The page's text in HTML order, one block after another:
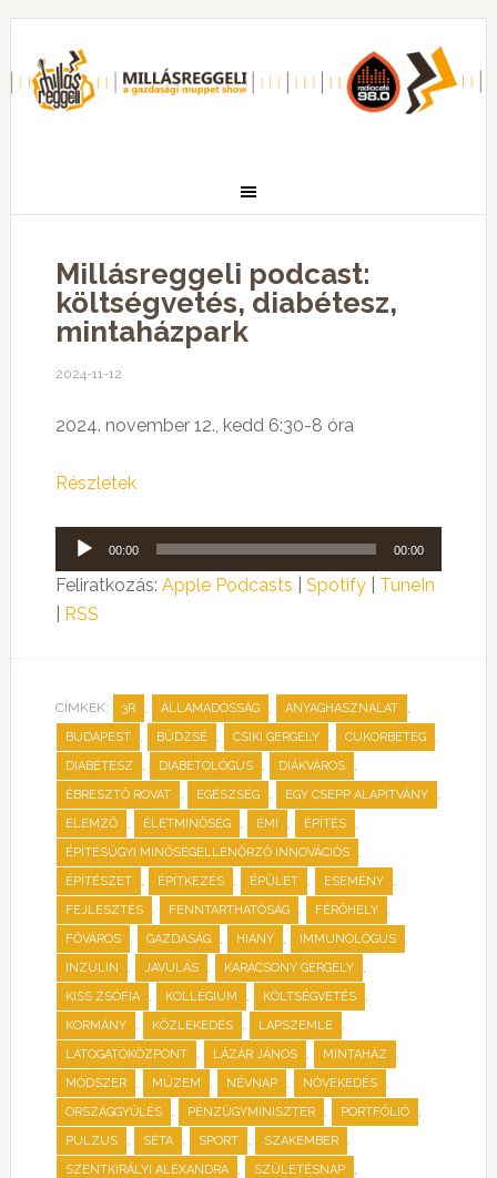
Millásreggeli podcast:
költségvetés, diabétesz,
mintaházpark
2024-11-12
2024. november 12., kedd 6:30-8 óra
Részletek
Audió
lejátszó
00:00 00:00
Feliratkozás: Apple Podcasts Spotify| TuneIn
RSS
CÍMKÉK: 3R , ÁLLAMADÓSSÁG , ANYAGHASZNÁLAT ,
BUDAPEST , BÜDZSÉ , CSIKI GERGELY , CUKORBETEG ,
DIABÉTESZ , DIABETOLÓGUS , DIÁKVÁROS ,
ÉBRESZTŐ ROVAT , EGÉSZSÉG , EGY CSEPP ALAPÍTVÁNY ,
ELEMZŐ , ÉLETMINŐSÉG , ÉMI , ÉPÍTÉS ,
ÉPÍTÉSÜGYI MINŐSÉGELLENŐRZŐ INNOVÁCIÓS ,
ÉPÍTÉSZET , ÉPÍTKEZÉS , ÉPÜLET , ESEMÉNY ,
FEJLESZTÉS , FENNTARTHATÓSÁG , FÉRŐHELY ,
FŐVÁROS , GAZDASÁG , HIÁNY , IMMUNOLÓGUS ,
INZULIN , JAVULÁS , KARÁCSONY GERGELY ,
KISS ZSÓFIA , KOLLÉGIUM , KÖLTSÉGVETÉS ,
KORMÁNY , KÖZLEKEDÉS , LAPSZEMLE ,
LÁTOGATÓKÖZPONT , LÁZÁR JÁNOS , MINTAHÁZ ,
MÓDSZER , MÚZEM , NÉVNAP , NÖVEKEDÉS ,
ORSZÁGGYŰLÉS , PÉNZÜGYMINISZTER , PORTFÓLIÓ ,
PULZUS , SÉTA , SPORT , SZAKEMBER ,
SZENTKIRÁLYI ALEXANDRA , SZÜLETÉSNAP ,